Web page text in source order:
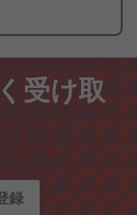
受け取
録